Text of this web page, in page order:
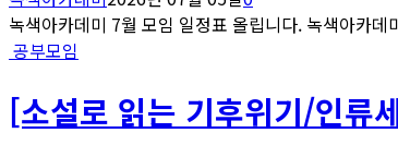
녹색아카데미 7월 모임 일정표 올립니다. 녹색아카데
공부모임
[소설로 읽는 기후위기/인류